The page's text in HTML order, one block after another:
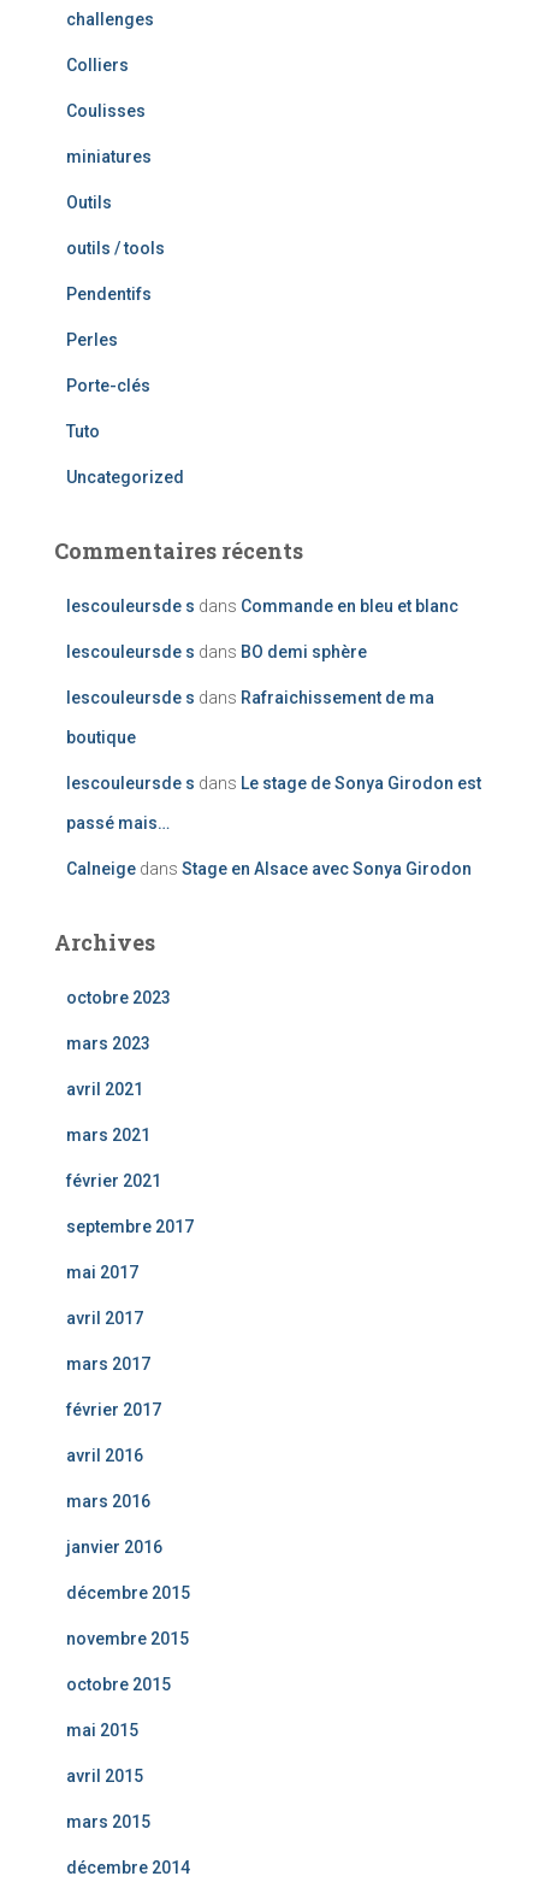
challenges
Colliers
Coulisses
miniatures
Outils
outils / tools
Pendentifs
Perles
Porte-clés
Tuto
Uncategorized
Commentaires récents
lescouleursde s dans Commande en bleu et blanc
lescouleursde s dans BO demi sphère
lescouleursde s dans Rafraichissement de ma
boutique
lescouleursde s dans Le stage de Sonya Girodon est
passé mais…
Calneige dans Stage en Alsace avec Sonya Girodon
Archives
octobre 2023
mars 2023
avril 2021
mars 2021
février 2021
septembre 2017
mai 2017
avril 2017
mars 2017
février 2017
avril 2016
mars 2016
janvier 2016
décembre 2015
novembre 2015
octobre 2015
mai 2015
avril 2015
mars 2015
décembre 2014